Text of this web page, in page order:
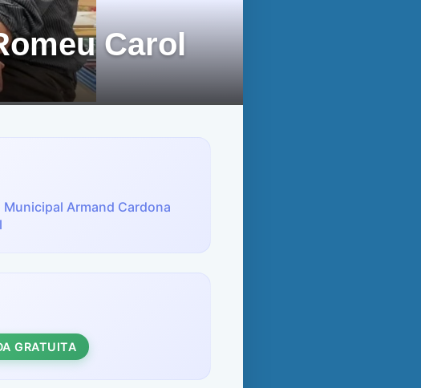
Carol
Municipal Armand Cardona
GRATUITA